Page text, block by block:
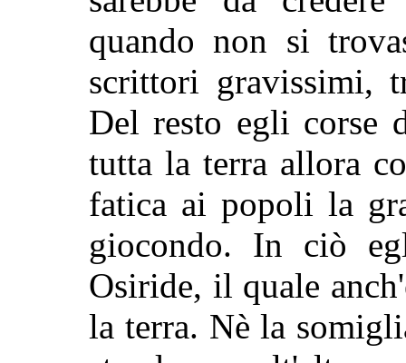
quando non si
scrittori gravissimi,
Del resto egli corse
tutta la terra allora
fatica ai popoli la
giocondo. In ciò
Osiride, il quale
la terra. Nè la